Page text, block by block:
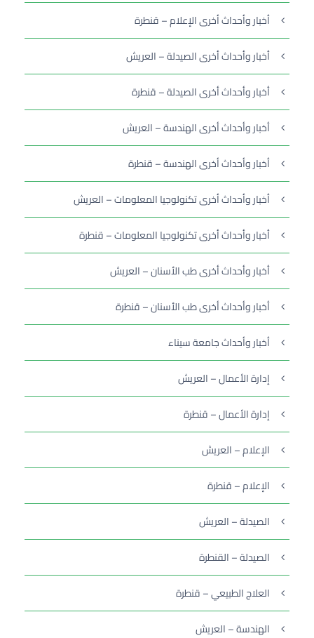
أخبار وأحداث أخرى الإعلام – قنطرة
أخبار وأحداث أخرى الصيدلة – العريش
أخبار وأحداث أخرى الصيدلة – قنطرة
أخبار وأحداث أخرى الهندسة – العريش
أخبار وأحداث أخرى الهندسة – قنطرة
أخبار وأحداث أخرى تكنولوجيا المعلومات – العريش
أخبار وأحداث أخرى تكنولوجيا المعلومات – قنطرة
أخبار وأحداث أخرى طب الأسنان – العريش
أخبار وأحداث أخرى طب الأسنان – قنطرة
أخبار وأحداث جامعة سيناء
إدارة الأعمال – العريش
إدارة الأعمال – قنطرة
الإعلام – العريش
الإعلام – قنطرة
الصيدلة – العريش
الصيدلة – القنطرة
العلاج الطبيعي – قنطرة
الهندسة – العريش